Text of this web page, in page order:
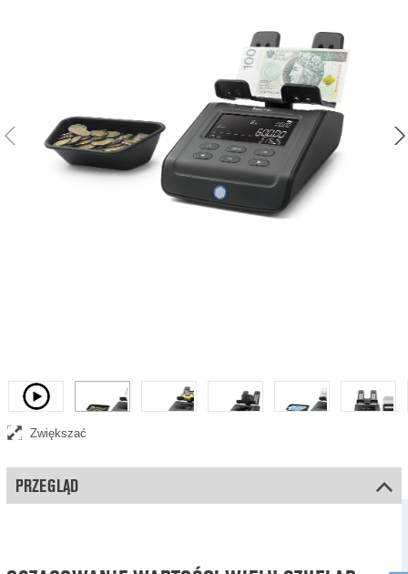
Waga do liczenia pieniędzy zlicza posortowane monety i banknoty
wszystkich zainstalowanych wcześniej walut
Zwiększać
PRZEGLĄD